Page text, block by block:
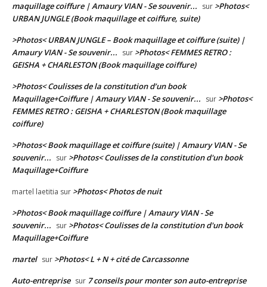
maquillage coiffure | Amaury VIAN - Se souvenir... sur >Photos<
URBAN JUNGLE (Book maquillage et coiffure, suite)
>Photos< URBAN JUNGLE – Book maquillage et coiffure (suite) |
Amaury VIAN - Se souvenir... sur >Photos< FEMMES RETRO :
GEISHA + CHARLESTON (Book maquillage coiffure)
>Photos< Coulisses de la constitution d’un book
Maquillage+Coiffure | Amaury VIAN - Se souvenir... sur >Photos<
FEMMES RETRO : GEISHA + CHARLESTON (Book maquillage
coiffure)
>Photos< Book maquillage et coiffure (suite) | Amaury VIAN - Se
souvenir... sur >Photos< Coulisses de la constitution d'un book
Maquillage+Coiffure
martel laetitia sur >Photos< Photos de nuit
>Photos< Book maquillage coiffure | Amaury VIAN - Se
souvenir... sur >Photos< Coulisses de la constitution d'un book
Maquillage+Coiffure
martel sur >Photos< L + N + cité de Carcassonne
Auto-entreprise sur 7 conseils pour monter son auto-entreprise